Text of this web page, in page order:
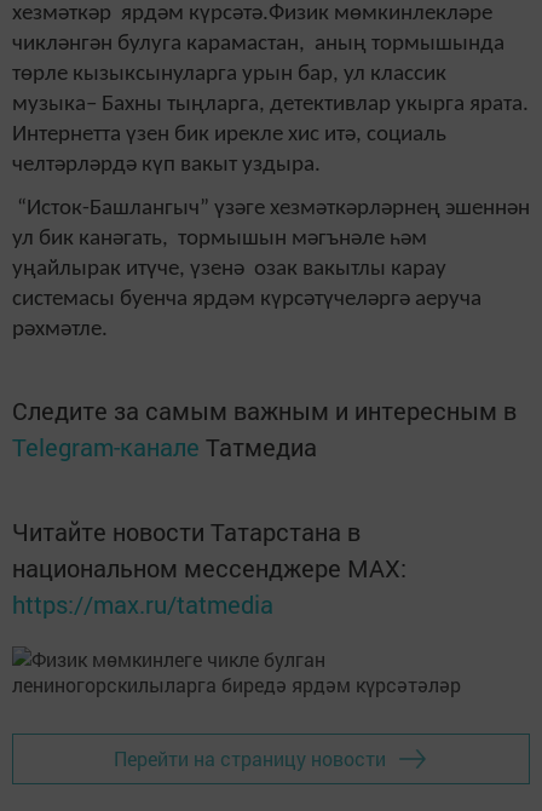
хезмәткәр ярдәм күрсәтә.Физик мөмкинлекләре
чикләнгән булуга карамастан, аның тормышында
төрле кызыксынуларга урын бар, ул классик
музыка– Бахны тыңларга, детективлар укырга ярата.
Интернетта үзен бик ирекле хис итә, социаль
челтәрләрдә күп вакыт уздыра.
“Исток-Башлангыч” үзәге хезмәткәрләрнең эшеннән
ул бик канәгать, тормышын мәгънәле һәм
уңайлырак итүче, үзенә озак вакытлы карау
системасы буенча ярдәм күрсәтүчеләргә аеруча
рәхмәтле.
Следите за самым важным и интересным в
Telegram-канале Татмедиа
Читайте новости Татарстана в
национальном мессенджере MАХ:
https://max.ru/tatmedia
Перейти на страницу новости